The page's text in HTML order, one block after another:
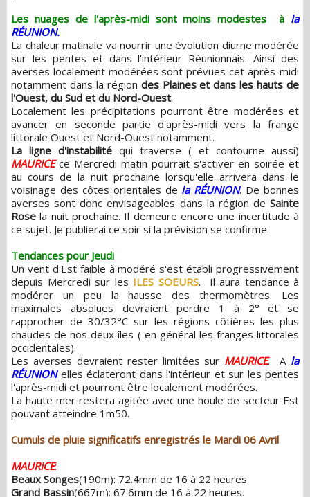
Les nuages de l'après-midi sont moins modestes à la
RÉUNION.
La chaleur matinale va nourrir une évolution diurne modérée
sur les pentes et dans l'intérieur Réunionnais. Ainsi des
averses localement modérées sont prévues cet après-midi
notamment dans la région des Plaines et dans les hauts de
l'Ouest, du Sud et du Nord-Ouest.
Localement les précipitations pourront être modérées et
avancer en seconde partie d'après-midi vers la frange
littorale Ouest et Nord-Ouest notamment.
La ligne d'instabilité qui traverse ( et contourne aussi)
MAURICEce Mercredi matin pourrait s'activer en soirée et
au cours de la nuit prochaine lorsqu'elle arrivera dans le
voisinage des côtes orientales de la RÉUNION. De bonnes
averses sont donc envisageables dans la région de Sainte
Rose la nuit prochaine. Il demeure encore une incertitude à
ce sujet. Je publierai ce soir si la prévision se confirme.
Tendances pour Jeudi
Un vent d'Est faible à modéré s'est établi progressivement
depuis Mercredi sur les ILES SOEURS. Il aura tendance à
modérer un peu la hausse des thermomètres. Les
maximales absolues devraient perdre 1 à 2° et se
rapprocher de 30/32°C sur les régions côtières les plus
chaudes de nos deux îles ( en général les franges littorales
occidentales).
Les averses devraient rester limitées sur MAURICE. A la
RÉUNIONelles éclateront dans l'intérieur et sur les pentes
l'après-midi et pourront être localement modérées.
La haute mer restera agitée avec une houle de secteur Est
pouvant atteindre 1m50.
Cumuls de pluie significatifs enregistrés le Mardi 06 Avril
MAURICE:
Beaux Songes(190m): 72.4mm de 16 à 22 heures.
Grand Bassin(667m): 67.6mm de 16 à 22 heures.